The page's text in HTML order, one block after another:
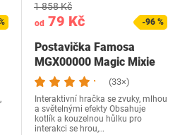
od 79 Kč
1 858 Kč
-96 %
Postavička Famosa
MGX00000 Magic Mixie
(33×)
Interaktivní hračka se zvuky, mlhou
a světelnými efekty Obsahuje
kotlík a kouzelnou hůlku pro
interakci se hrou,…